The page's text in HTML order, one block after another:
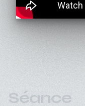
Séance